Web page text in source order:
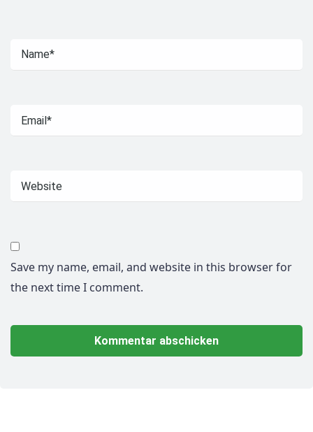
Save my name, email, and website in this browser for
the next time I comment.